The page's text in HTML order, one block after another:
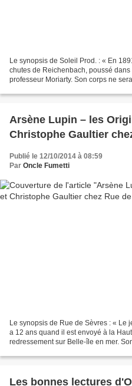
Le synopsis de Soleil Prod. : « En
chutes de Reichenbach, poussé
professeur Moriarty. Son corps ne
Arsène Lupin – les
Christophe Gaultier
Publié le 12/10/2014 à 08:59
Par Oncle Fumetti
Le synopsis de Rue de Sèvres : « Le
a 12 ans quand il est envoyé à la
redressement sur Belle-île en mer.
Les bonnes lectures